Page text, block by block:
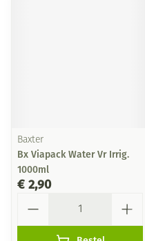
Baxter
Bx Viapack Water Vr Irrig.
1000ml
€ 2,90